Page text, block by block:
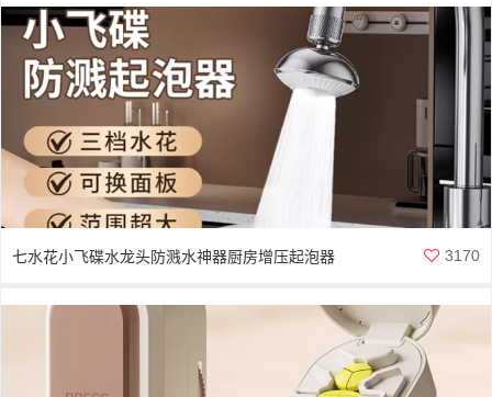
七水花小飞碟水龙头防溅水神器厨房增压起泡器 3170